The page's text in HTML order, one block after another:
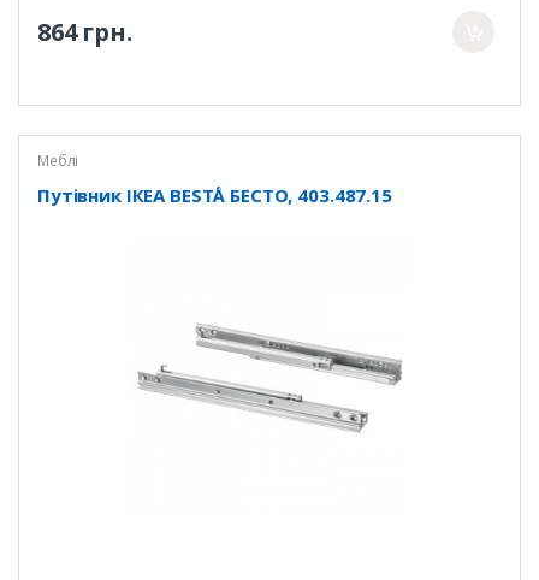
864 грн.
Меблі
Путівник ІКЕА BESTÅ БЕСТО, 403.487.15